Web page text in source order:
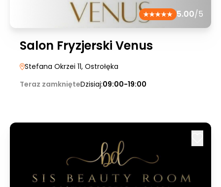
5.00/5
Salon Fryzjerski Venus
Stefana Okrzei 11, Ostrołęka
Teraz zamknięteDzisiaj:09:00-19:00